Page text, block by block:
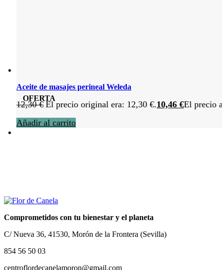
OFERTA
Aceite de masajes perineal Weleda
12,30€ El precio original era: 12,30 €.10,46 €El precio
Añadir al carrito
Comprometidos con tu bienestar y el planeta
C/ Nueva 36, 41530, Morón de la Frontera (Sevilla)
854 56 50 03
centroflordecanelamoron@gmail.com